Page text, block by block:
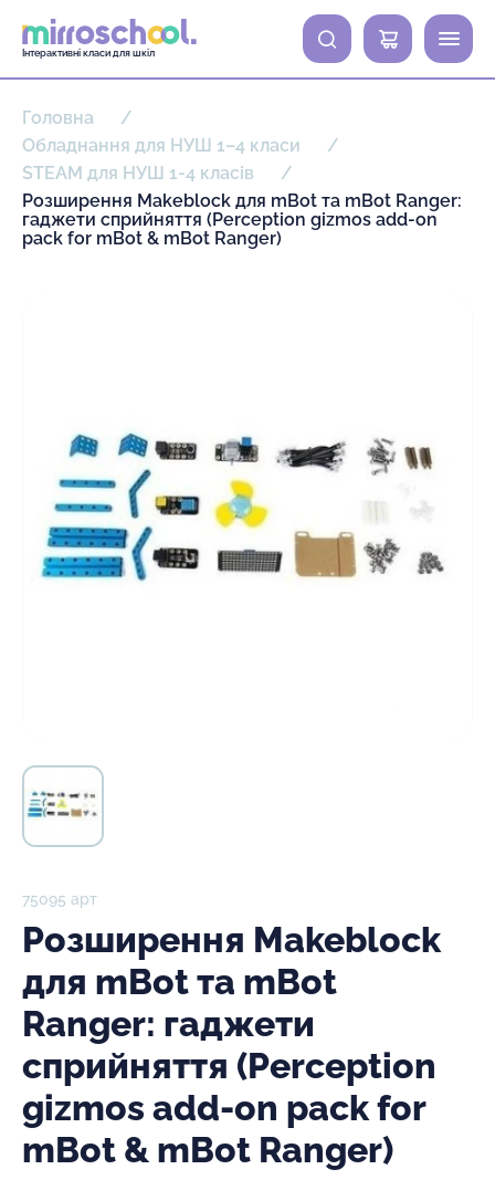
Інтерактивні класи для шкіл
0
Головна
Обладнання для НУШ 1–4 класи
STEAM для НУШ 1-4 класів
Розширення Makeblock для mBot та mBot Ranger:
гаджети сприйняття (Perception gizmos add-on
pack for mBot & mBot Ranger)
75095 арт
Розширення Makeblock
для mBot та mBot
Ranger: гаджети
сприйняття (Perception
gizmos add-on pack for
mBot & mBot Ranger)